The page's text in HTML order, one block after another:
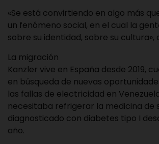
«Se está convirtiendo en algo más
un fenómeno social, en el cual la
sobre su identidad, sobre su cultura»,
La migración
Kanzler vive en España desde 2019,
en búsqueda de nuevas
las fallas de electricidad en
necesitaba refrigerar la medicina de
diagnosticado con diabetes tipo I
año.